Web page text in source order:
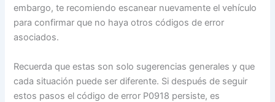
embargo, te recomiendo escanear nuevamente el vehículo
para confirmar que no haya otros códigos de error
asociados.
Recuerda que estas son solo sugerencias generales y que
cada situación puede ser diferente. Si después de seguir
estos pasos el código de error P0918 persiste, es